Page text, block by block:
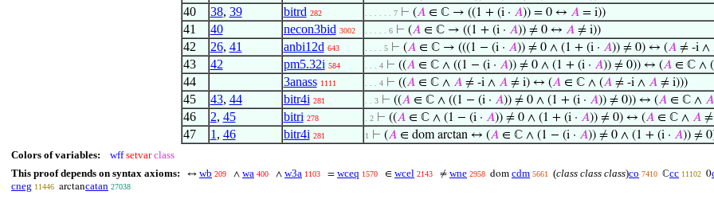
40 38, 39 bitrd 282 . . . . . . 7 ⊢ (𝐴∈ ℂ → ((1 + (i · 𝐴)) = 0 ↔ 𝐴= i))
41 40 necon3bid 3002 . . . . . 6 ⊢ (𝐴∈ ℂ → ((1 + (i · 𝐴)) ≠ 0 ↔ 𝐴≠ i))
42 26, 41 anbi12d 643 . . . . 5 ⊢ (𝐴∈ ℂ → (((1 − (i · 𝐴)) ≠ 0 ∧ (1 + (i · 𝐴)) ≠ 0) ↔ (𝐴≠ -i ∧
43 42 pm5.32i 584 . . . 4 ⊢ ((𝐴∈ ℂ ∧ ((1 − (i · 𝐴)) ≠ 0 ∧ (1 + (i · 𝐴)) ≠ 0)) ↔ (𝐴∈ ℂ ∧ (
44 3anass 1111 . . . 4 ⊢ ((𝐴∈ ℂ ∧ 𝐴≠ -i ∧ 𝐴≠ i) ↔ (𝐴∈ ℂ ∧ (𝐴≠ -i ∧ 𝐴≠ i)))
45 43, 44 bitr4i 281 . . 3 ⊢ ((𝐴∈ ℂ ∧ ((1 − (i · 𝐴)) ≠ 0 ∧ (1 + (i · 𝐴)) ≠ 0)) ↔ (𝐴∈ ℂ ∧ 𝐴
46 2, 45 bitri 278 . 2 ⊢ ((𝐴∈ ℂ ∧ (1 − (i · 𝐴)) ≠ 0 ∧ (1 + (i · 𝐴)) ≠ 0) ↔ (𝐴∈ ℂ ∧ 𝐴≠
47 1 , 46 bitr4i 281 1 ⊢ (𝐴∈ dom arctan ↔ (𝐴∈ ℂ ∧ (1 − (i · 𝐴)) ≠ 0 ∧ (1 + (i · 𝐴)) ≠
Colors of variables: wff setvar class
This proof depends on syntax axioms:
↔ wb 209 ∧ wa 400 ∧ w3a 1103 = wceq 1570 ∈ wcel 2143 ≠ wne 2958 dom cdm 5661 (class class class)co 7410 ℂcc 11102 0
cneg 11446 arctancatan 27038